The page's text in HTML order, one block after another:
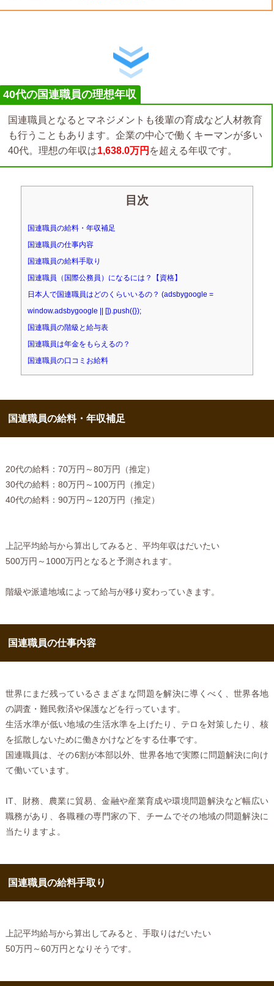
40代の国連職員の理想年収
国連職員となるとマネジメントも後輩の育成など人材教育
も行うこともあります。企業の中心で働くキーマンが多い
40代。理想の年収は1,638.0万円 を超える年収です。
目次
国連職員の給料・年収補足
国連職員の仕事内容
国連職員の給料手取り
国連職員（国際公務員）になるには？【資格】
日本人で国連職員はどのくらいいるの？ (adsbygoogle =
window.adsbygoogle || []).push({});
国連職員の階級と給与表
国連職員は年金をもらえるの？
国連職員の口コミお給料
国連職員の給料・年収補足
20代の給料：70万円～80万円（推定）
30代の給料：80万円～100万円（推定）
40代の給料：90万円～120万円（推定）
上記平均給与から算出してみると、平均年収はだいたい
500万円～1000万円となると予測されます。
階級や派遣地域によって給与が移り変わっていきます。
国連職員の仕事内容
世界にまだ残っているさまざまな問題を解決に導くべく、世界各地
の調査・難民救済や保護などを行っています。
生活水準が低い地域の生活水準を上げたり、テロを対策したり、核
を拡散しないために働きかけなどをする仕事です。
国連職員は、その6割が本部以外、世界各地で実際に問題解決に向け
て働いています。
IT、財務、農業に貿易、金融や産業育成や環境問題解決など幅広い
職務があり、各職種の専門家の下、チームでその地域の問題解決に
当たりますよ。
国連職員の給料手取り
上記平均給与から算出してみると、手取りはだいたい
50万円～60万円となりそうです。